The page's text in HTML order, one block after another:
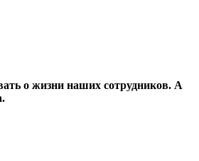
о жизни наших сотрудников. А